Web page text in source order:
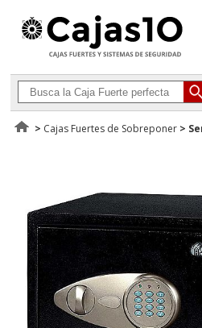
> Cajas Fuertes de Sobreponer >